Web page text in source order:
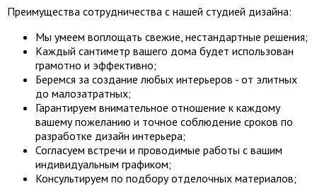
Преимущества сотрудничества с нашей студией дизайна:
Мы умеем воплощать свежие, нестандартные решения;
Каждый сантиметр вашего дома будет использован
грамотно и эффективно;
Беремся за создание любых интерьеров - от элитных
до малозатратных;
Гарантируем внимательное отношение к каждому
вашему пожеланию и точное соблюдение сроков по
разработке дизайн интерьера;
Согласуем встречи и проводимые работы с вашим
индивидуальным графиком;
Консультируем по подбору отделочных материалов;